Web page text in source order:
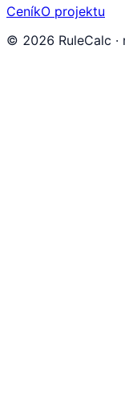
CeníkO projektu
© 2026 RuleCalc